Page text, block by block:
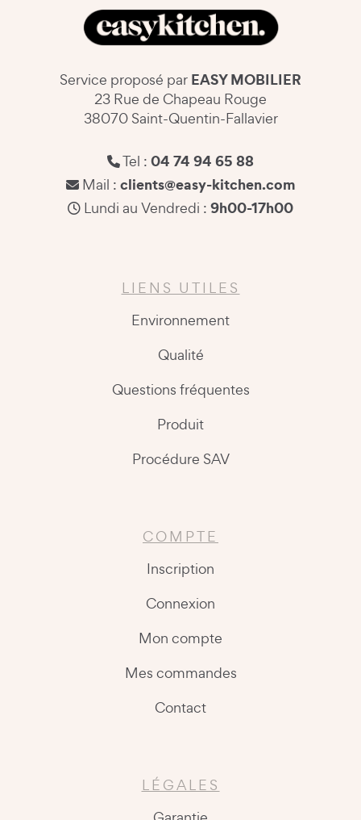
Service proposé par EASY MOBILIER
23 Rue de Chapeau Rouge
38070 Saint-Quentin-Fallavier
Tel : 04 74 94 65 88
Mail : clients@easy-kitchen.com
Lundi au Vendredi : 9h00-17h00
LIENS UTILES
Environnement
Qualité
Questions fréquentes
Produit
Procédure SAV
COMPTE
Inscription
Connexion
Mon compte
Mes commandes
Contact
LÉGALES